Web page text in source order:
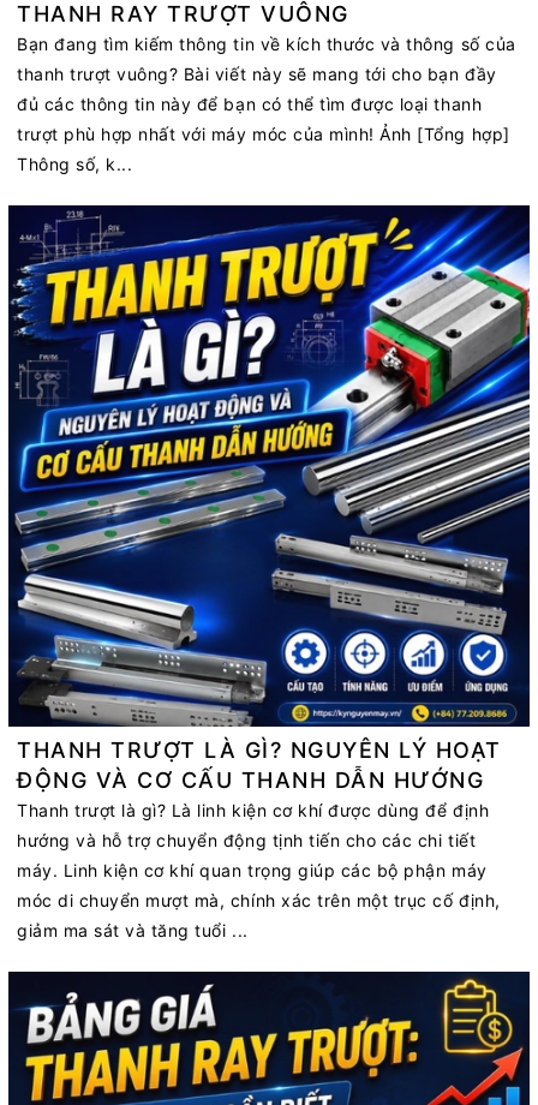
THANH RAY TRƯỢT VUÔNG
Bạn đang tìm kiếm thông tin về kích thước và thông số của
thanh trượt vuông? Bài viết này sẽ mang tới cho bạn đầy
đủ các thông tin này để bạn có thể tìm được loại thanh
trượt phù hợp nhất với máy móc của mình! Ảnh [Tổng hợp]
Thông số, k...
THANH TRƯỢT LÀ GÌ? NGUYÊN LÝ HOẠT
ĐỘNG VÀ CƠ CẤU THANH DẪN HƯỚNG
Thanh trượt là gì? Là linh kiện cơ khí được dùng để định
hướng và hỗ trợ chuyển động tịnh tiến cho các chi tiết
máy. Linh kiện cơ khí quan trọng giúp các bộ phận máy
móc di chuyển mượt mà, chính xác trên một trục cố định,
giảm ma sát và tăng tuổi ...